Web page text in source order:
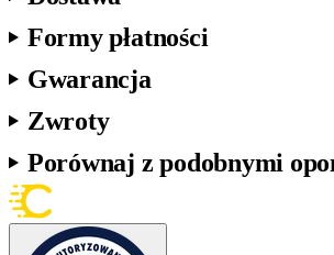
Formy płatności
Gwarancja
Zwroty
Porównaj z podobnymi